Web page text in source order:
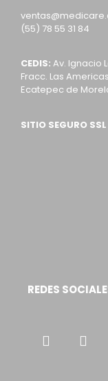
(55) 78 55 31 84
CEDIS: Av. Ignacio
Fracc. Las
Ecatepec de
SITIO SEGURO SSL
REDES